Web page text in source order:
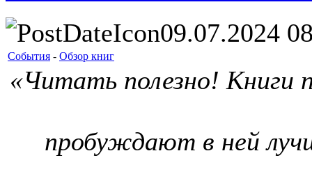
09.07.2024
События - Обзор книг
«Читать полезно!
пробуждают в ней